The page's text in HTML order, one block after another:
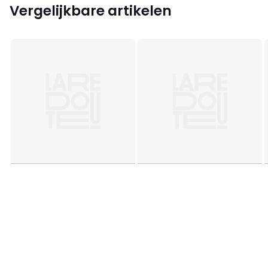
Vergelijkbare artikelen